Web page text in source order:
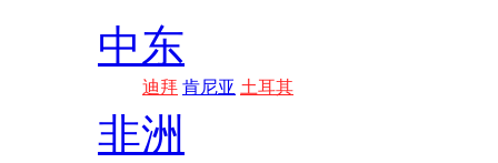
中东
迪拜 肯尼亚 土耳其
非洲